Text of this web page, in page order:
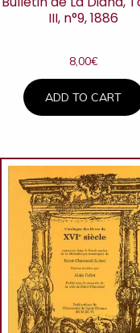
III, n°9, 1886
8,00€
ADD TO CART